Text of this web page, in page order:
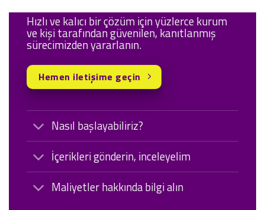
Nasıl başlayabiliriz?
İçerikleri gönderin, inceleyelim
Maliyetler hakkında bilgi alın
Hızlı ve kalıcı bir çözüm için yüzlerce kurum
ve kişi tarafından güvenilen, kanıtlanmış
sürecimizden yararlanın.
Hemen iletişime geçin